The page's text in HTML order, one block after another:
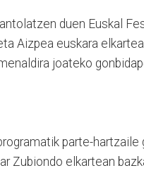
duen Euskal
Aizpea euskara
joateko
parte-
Zubiondo elkartean